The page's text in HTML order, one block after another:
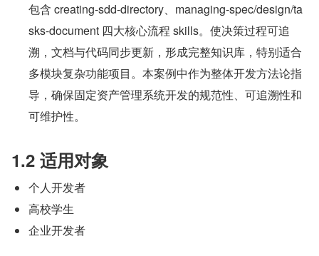
包含 creating-sdd-directory、managing-spec/design/ta
sks-document 四大核心流程 skills。使决策过程可追
溯，文档与代码同步更新，形成完整知识库，特别适合
多模块复杂功能项目。本案例中作为整体开发方法论指
导，确保固定资产管理系统开发的规范性、可追溯性和
可维护性。
1.2 适用对象
个人开发者
高校学生
企业开发者